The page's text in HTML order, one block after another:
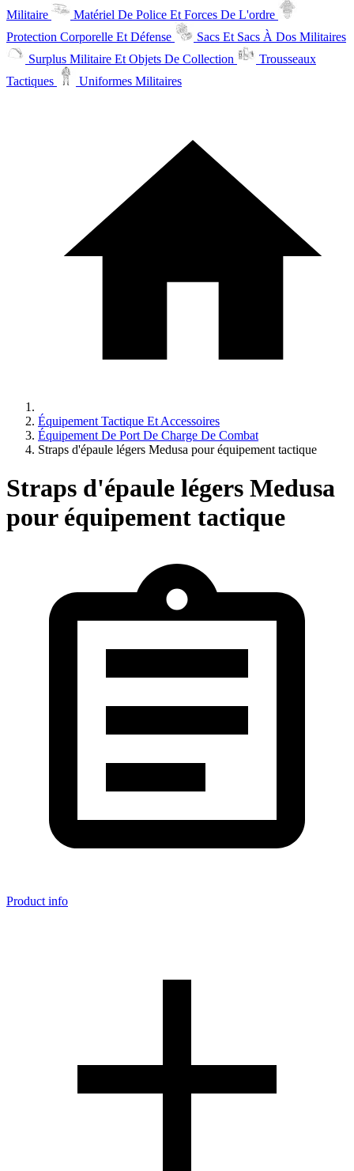
Militaire
Matériel De Police Et Forces De L'ordre
Protection Corporelle Et Défense
Sacs Et Sacs À Dos Militaires
Surplus Militaire Et Objets De Collection
Trousseaux
Tactiques
Uniformes Militaires
Équipement Tactique Et Accessoires
Équipement De Port De Charge De Combat
Straps d'épaule légers Medusa pour équipement tactique
Straps d'épaule légers Medusa
pour équipement tactique
Product info